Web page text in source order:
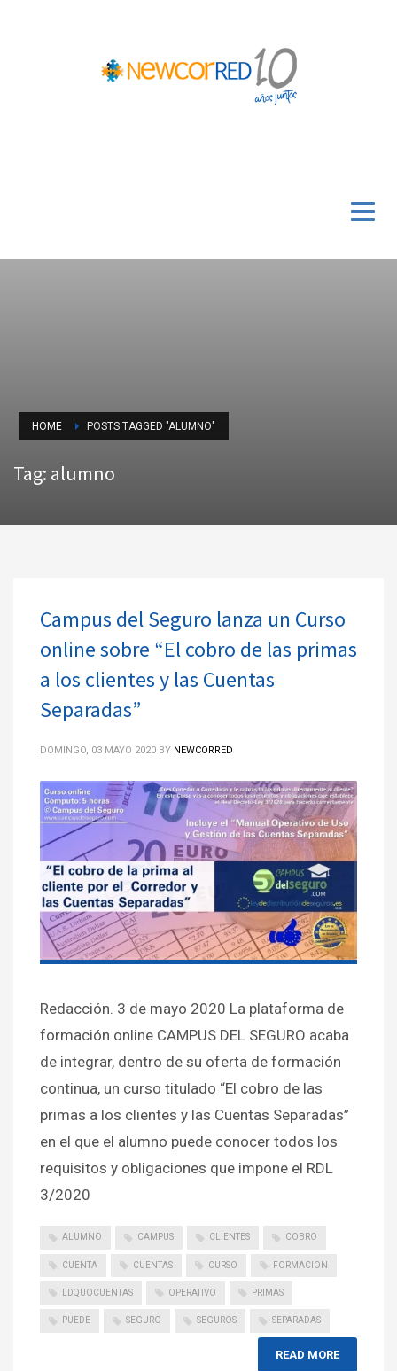
HOME POSTS TAGGED "ALUMNO"
Tag: alumno
Campus del Seguro lanza un Curso
online sobre “El cobro de las primas
a los clientes y las Cuentas
Separadas”
DOMINGO, 03 MAYO 2020 BY NEWCORRED
Redacción. 3 de mayo 2020 La plataforma de
formación online CAMPUS DEL SEGURO acaba
de integrar, dentro de su oferta de formación
continua, un curso titulado “El cobro de las
primas a los clientes y las Cuentas Separadas”
en el que el alumno puede conocer todos los
requisitos y obligaciones que impone el RDL
3/2020
ALUMNO CAMPUS CLIENTES COBRO
CUENTA CUENTAS CURSO FORMACION
LDQUOCUENTAS OPERATIVO PRIMAS
PUEDE SEGURO SEGUROS SEPARADAS
READ MORE